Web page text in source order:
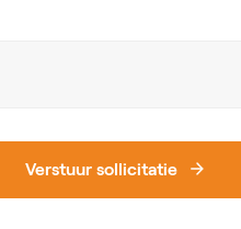
Verstuur sollicitatie